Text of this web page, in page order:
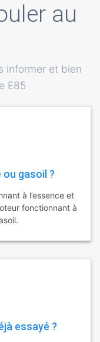
au
informer et bien
E85
ou gasoil ?
à l’essence et
fonctionnant à
essayé ?